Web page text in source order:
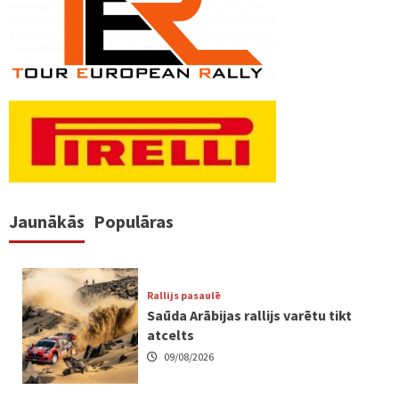
Jaunākās Populāras
Rallijs pasaulē
Saūda Arābijas rallijs varētu tikt
atcelts
09/08/2026